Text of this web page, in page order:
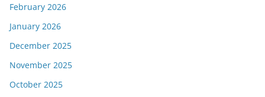
February 2026
January 2026
December 2025
November 2025
October 2025